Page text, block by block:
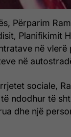
Përparim
Planifikimit
në
në
sociale,
ndodhur të
dhe një